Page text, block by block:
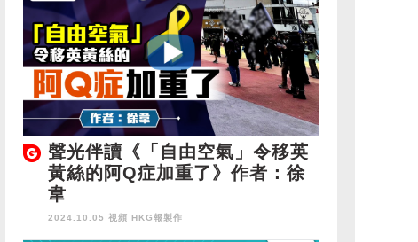
聲光伴讀《「自由空氣」令移英
黃絲的阿Q症加重了》作者：徐
韋
2024.10.05 視頻 HKG報製作